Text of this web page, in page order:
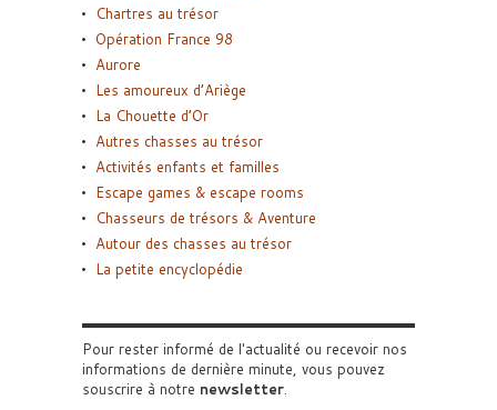
Chartres au trésor
Opération France 98
Aurore
Les amoureux d’Ariège
La Chouette d’Or
Autres chasses au trésor
Activités enfants et familles
Escape games & escape rooms
Chasseurs de trésors & Aventure
Autour des chasses au trésor
La petite encyclopédie
Pour rester informé de l'actualité ou recevoir nos
informations de dernière minute, vous pouvez
souscrire à notre newsletter.